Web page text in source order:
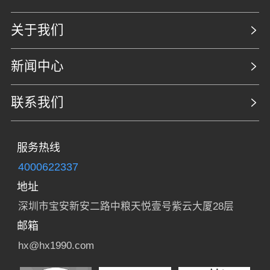
关于我们
新闻中心
联系我们
服务热线
4000622337
地址
深圳市宝安新安二路中粮天悦壹号紫云大厦28层
邮箱
hx@hx1990.com